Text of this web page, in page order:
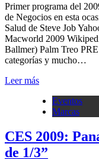
Primer programa del
de Negocios en esta
Salud de Steve Job
Macworld 2009
Ballmer) Palm Treo
categorías y mucho…
Leer más
Eventos
Marcas
CES 2009:
de 1/3”